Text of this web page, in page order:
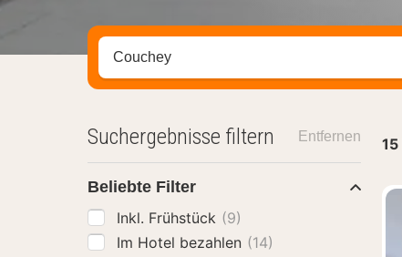
Stadt, Region oder Hotel suchen
15
Suchergebnisse filtern Entfernen
Beliebte Filter
Inkl. Frühstück (9)
Im Hotel bezahlen (14)